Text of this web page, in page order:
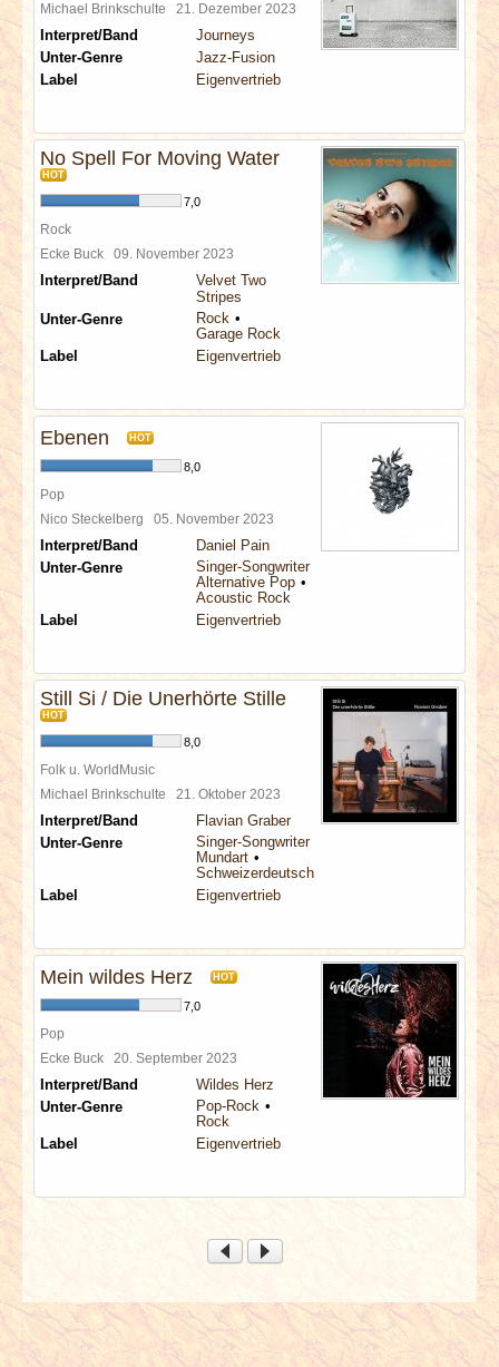
Michael Brinkschulte 21. Dezember 2023
Interpret/Band
Journeys
Unter-Genre
Jazz-Fusion
Label
Eigenvertrieb
No Spell For Moving Water
HOT
7,0
Rock
Ecke Buck 09. November 2023
Interpret/Band
Velvet Two
Stripes
Unter-Genre
Rock
Garage Rock
Label
Eigenvertrieb
Ebenen HOT
8,0
Pop
Nico Steckelberg 05. November 2023
Interpret/Band
Daniel Pain
Unter-Genre
Singer-Songwriter
Alternative Pop
Acoustic Rock
Label
Eigenvertrieb
Still Si / Die Unerhörte Stille
HOT
8,0
Folk u. WorldMusic
Michael Brinkschulte 21. Oktober 2023
Interpret/Band
Flavian Graber
Unter-Genre
Singer-Songwriter
Mundart
Schweizerdeutsch
Label
Eigenvertrieb
Mein wildes Herz HOT
7,0
Pop
Ecke Buck 20. September 2023
Interpret/Band
Wildes Herz
Unter-Genre
Pop-Rock
Rock
Label
Eigenvertrieb